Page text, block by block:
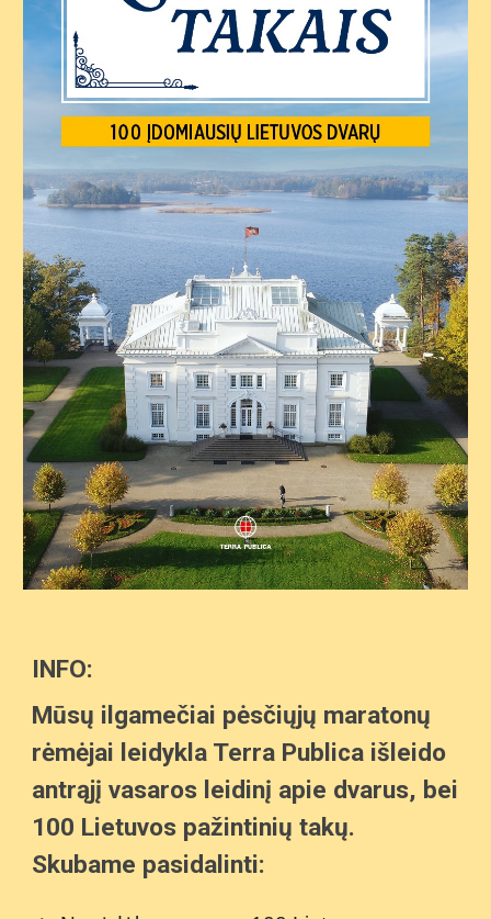
INFO:
Mūsų ilgamečiai pėsčiųjų maratonų
rėmėjai leidykla Terra Publica išleido
antrąjį vasaros leidinį apie dvarus, bei
100 Lietuvos pažintinių takų.
Skubame pasidalinti: